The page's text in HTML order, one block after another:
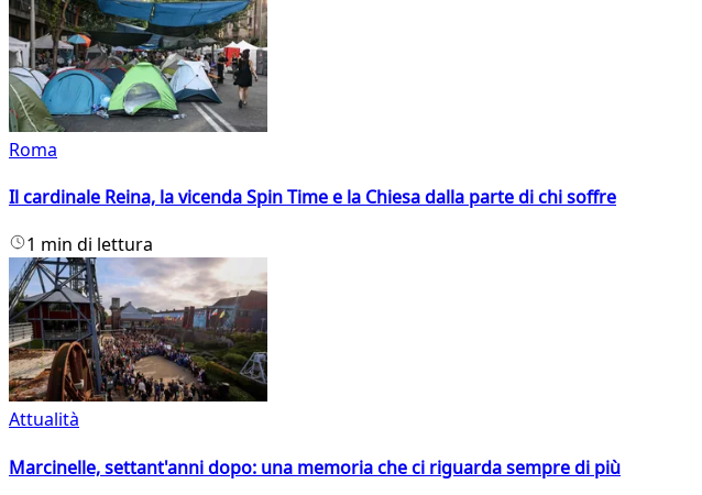
Roma
Il cardinale Reina, la vicenda Spin Time e la Chiesa dalla parte di chi soffre
1 min di lettura
Attualità
Marcinelle, settant'anni dopo: una memoria che ci riguarda sempre di più